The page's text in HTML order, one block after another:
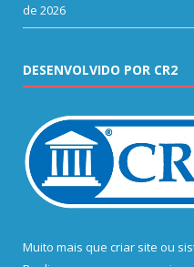
de 2026
DESENVOLVIDO POR CR2
Muito mais que criar site ou